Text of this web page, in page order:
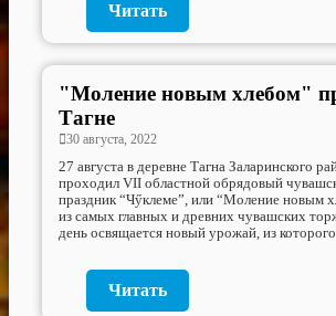
Читать
"Моление новым хлебом"
Тагне
30 августа, 2022
27 августа в деревне Тагна Заларинского
проходил VII областной обрядовый
праздник “Чӳклеме”, или “Моление новым
из самых главных и древних чувашских
день освящается новый урожай, из которого
Читать